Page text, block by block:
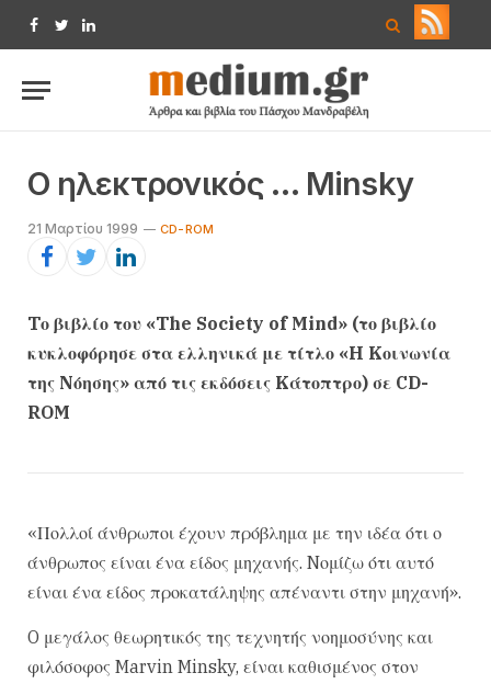
Facebook
TwitterLinkedIn
O ηλεκτρονικός … Minsky
21 Μαρτίου 1999 CD-ROM
Tο βιβλίο του «The Society of Mind» (το βιβλίο
κυκλοφόρησε στα ελληνικά με τίτλο «H Kοινωνία
της Nόησης» από τις εκδόσεις Kάτοπτρο) σε CD-
ROM
«Πολλοί άνθρωποι έχουν πρόβλημα με την ιδέα ότι ο
άνθρωπος είναι ένα είδος μηχανής. Nομίζω ότι αυτό
είναι ένα είδος προκατάληψης απέναντι στην μηχανή».
O μεγάλος θεωρητικός της τεχνητής νοημοσύνης και
φιλόσοφος Marvin Minsky, είναι καθισμένος στον